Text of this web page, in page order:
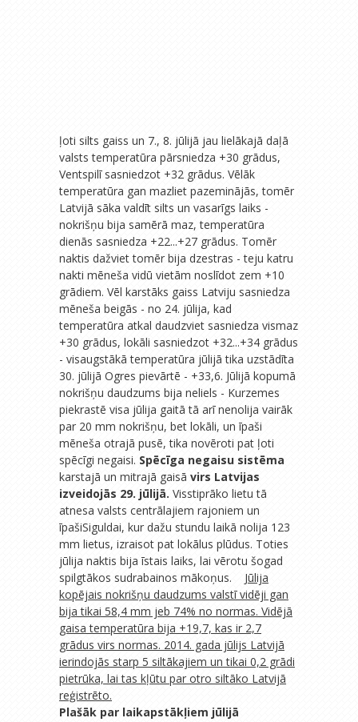
ļoti silts gaiss un 7., 8. jūlijā jau lielākajā daļā
valsts temperatūra pārsniedza +30 grādus,
Ventspilī sasniedzot +32 grādus. Vēlāk
temperatūra gan mazliet pazeminājās, tomēr
Latvijā sāka valdīt silts un vasarīgs laiks -
nokrišņu bija samērā maz, temperatūra
dienās sasniedza +22...+27 grādus. Tomēr
naktis dažviet tomēr bija dzestras - teju katru
nakti mēneša vidū vietām noslīdot zem +10
grādiem. Vēl karstāks gaiss Latviju sasniedza
mēneša beigās - no 24. jūlija, kad
temperatūra atkal daudzviet sasniedza vismaz
+30 grādus, lokāli sasniedzot +32...+34 grādus
- visaugstākā temperatūra jūlijā tika uzstādīta
30. jūlijā Ogres pievārtē - +33,6. Jūlijā kopumā
nokrišņu daudzums bija neliels - Kurzemes
piekrastē visa jūlija gaitā tā arī nenolija vairāk
par 20 mm nokrišņu, bet lokāli, un īpaši
mēneša otrajā pusē, tika novēroti pat ļoti
spēcīgi negaisi. Spēcīga negaisu sistēma
karstajā un mitrajā gaisā virs Latvijas
izveidojās 29. jūlijā. Visstiprāko lietu tā
atnesa valsts centrālajiem rajoniem un
īpašiSiguldai, kur dažu stundu laikā nolija 123
mm lietus, izraisot pat lokālus plūdus. Toties
jūlija naktis bija īstais laiks, lai vērotu šogad
spilgtākos sudrabainos mākoņus. Jūlija
kopējais nokrišņu daudzums valstī vidēji gan
bija tikai 58,4 mm jeb 74% no normas. Vidējā
gaisa temperatūra bija +19,7, kas ir 2,7
grādus virs normas. 2014. gada jūlijs Latvijā
ierindojās starp 5 siltākajiem un tikai 0,2 grādi
pietrūka, lai tas kļūtu par otro siltāko Latvijā
reģistrēto.
Plašāk par laikapstākļiem jūlijā